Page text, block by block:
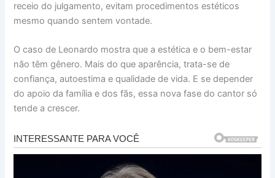
receio do julgamento, evitam procedimentos estéticos
mesmo quando sentem vontade.
O caso de Leonardo mostra que a estética e o bem-estar
não têm gênero. Mais do que aparência, trata-se de
confiança, autoestima e qualidade de vida. E se depender
do apoio da família e dos fãs, essa nova fase do cantor só
tende a crescer.